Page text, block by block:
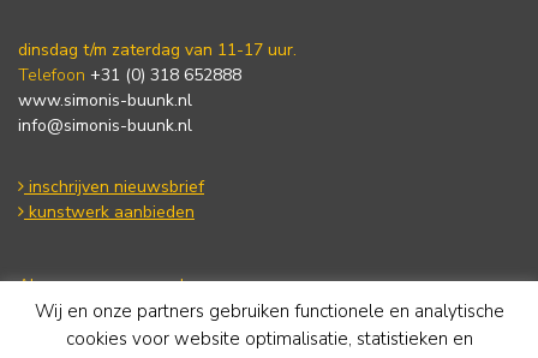
dinsdag t/m zaterdag van 11-17 uur.
Telefoon +31 (0) 318 652888
www.simonis-buunk.nl
info@simonis-buunk.nl
inschrijven nieuwsbrief
kunstwerk aanbieden
Algemene voorwaarden
Privacy statement
Cookie Policy
Wij en onze partners gebruiken functionele en analytische
cookies voor website optimalisatie, statistieken en